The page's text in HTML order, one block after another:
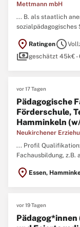
Mettmann mbH
... B. als staatlich
sozialpädagogisches
location_on Ratingenschedule
paymentsgeschätzt 45k€ -
vor 17 Tagen
Pädagogische
Förderschule,
Hamminkeln
Neukirchener
... Profil
Fachausbildung, z.B.
Pädagogische
location_on Essen,
vor 19 Tagen